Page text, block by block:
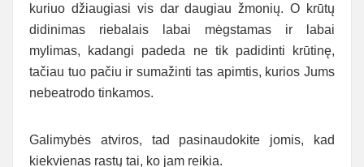
kuriuo džiaugiasi vis dar daugiau žmonių. O krūtų
didinimas riebalais labai mėgstamas ir labai
mylimas, kadangi padeda ne tik padidinti krūtinę,
tačiau tuo pačiu ir sumažinti tas apimtis, kurios Jums
nebeatrodo tinkamos.
Galimybės atviros, tad pasinaudokite jomis, kad
kiekvienas rastų tai, ko jam reikia.